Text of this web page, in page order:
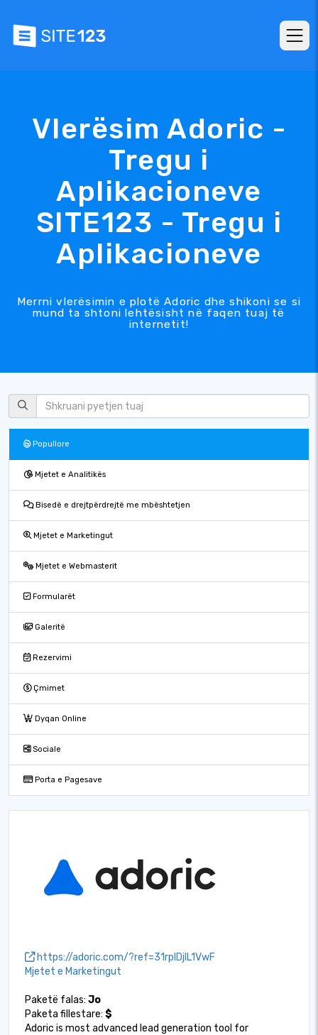
Vlerësim Adoric -
Tregu i
Aplikacioneve
SITE123 - Tregu i
Aplikacioneve
Merrni vlerësimin e plotë Adoric dhe shikoni se si
mund ta shtoni lehtësisht në faqen tuaj të
internetit!
Popullore
Mjetet e Analitikës
Bisedë e drejtpërdrejtë me mbështetjen
Mjetet e Marketingut
Mjetet e Webmasterit
Formularët
Galeritë
Rezervimi
Çmimet
Dyqan Online
Sociale
Porta e Pagesave
https://adoric.com/?ref=31rpIDjIL1VwF
Mjetet e Marketingut
Paketë falas: Jo
Paketa fillestare: $
Adoric is most advanced lead generation tool for